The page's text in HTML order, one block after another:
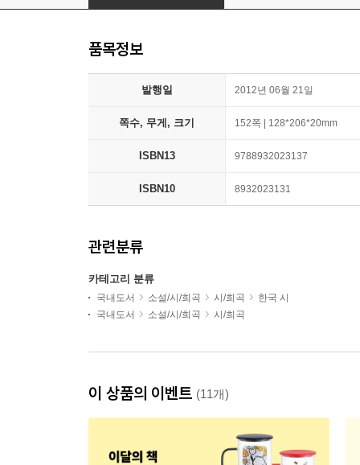
품목정보
발행일 2012년 06월 21일
쪽수, 무게, 크기 152쪽 | 128*206*20mm
ISBN13 9788932023137
ISBN10 8932023131
관련분류
카테고리 분류
국내도서 소설/시/희곡 시/희곡
한국 시
국내도서
소설/시/희곡 시/희곡
이 상품의 이벤트 (11개)